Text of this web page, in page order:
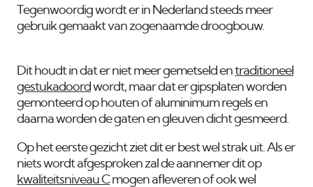
Tegenwoordig wordt er in Nederland steeds meer
gebruik gemaakt van zogenaamde droogbouw.
Dit houdt in dat er niet meer gemetseld entraditioneel
gestukadoord wordt, maar dat er gipsplaten worden
gemonteerd op houten of aluminimum regels en
daarna worden de gaten en gleuven dicht gesmeerd.
Op het eerste gezicht ziet dit er best wel strak uit. Als er
niets wordt afgesproken zal de aannemer dit op
kwaliteitsniveau Cmogen afleveren of ook wel